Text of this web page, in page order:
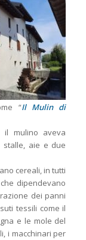
“Il Mulin di
il mulino aveva
stalle, aie e due
cereali, in tutti
dipendevano
dei panni
tessili come il
e le mole del
i macchinari per